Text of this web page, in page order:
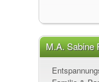
M.A. Sabine
folgende